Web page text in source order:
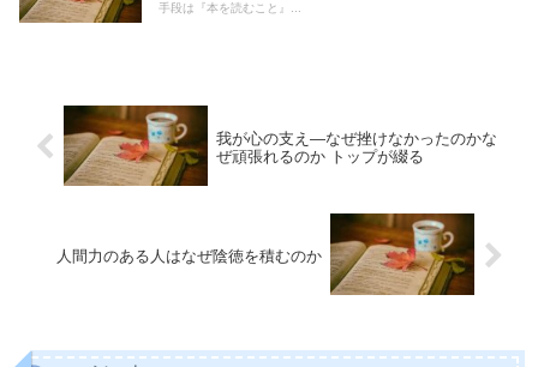
手段は『本を読むこと』...
我が心の支え―なぜ挫けなかったのかな
ぜ頑張れるのか トップが綴る
人間力のある人はなぜ陰徳を積むのか